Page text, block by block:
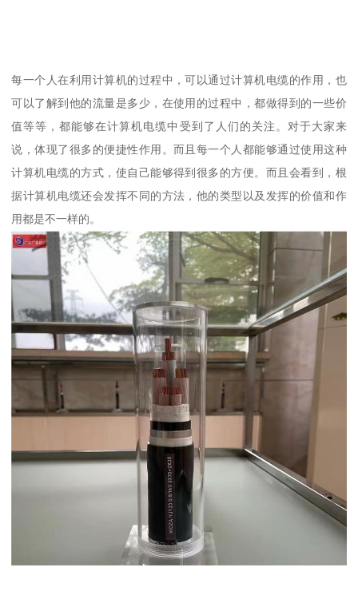
每一个人在利用计算机的过程中，可以通过计算机电缆的作用，也
可以了解到他的流量是多少，在使用的过程中，都做得到的一些价
值等等，都能够在计算机电缆中受到了人们的关注。对于大家来
说，体现了很多的便捷性作用。而且每一个人都能够通过使用这种
计算机电缆的方式，使自己能够得到很多的方便。而且会看到，根
据计算机电缆还会发挥不同的方法，他的类型以及发挥的价值和作
用都是不一样的。